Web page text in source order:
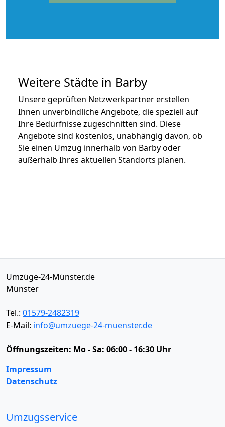
Weitere Städte in Barby
Unsere geprüften Netzwerkpartner erstellen
Ihnen unverbindliche Angebote, die speziell auf
Ihre Bedürfnisse zugeschnitten sind. Diese
Angebote sind kostenlos, unabhängig davon, ob
Sie einen Umzug innerhalb von Barby oder
außerhalb Ihres aktuellen Standorts planen.
Umzüge-24-Münster.de
Münster
Tel.: 01579-2482319
E-Mail: info@umzuege-24-muenster.de
Öffnungszeiten: Mo - Sa: 06:00 - 16:30 Uhr
Impressum
Datenschutz
Umzugsservice